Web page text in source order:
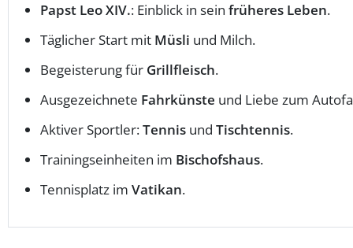
Papst Leo XIV.: Einblick in sein früheres Leben.
Täglicher Start mit Müsli und Milch.
Begeisterung für Grillfleisch.
Ausgezeichnete Fahrkünste und Liebe zum
Aktiver Sportler:Tennis und Tischtennis.
Trainingseinheiten im Bischofshaus.
Tennisplatz im Vatikan.